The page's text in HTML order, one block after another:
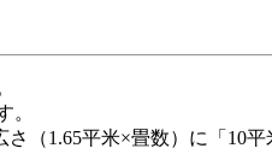
。
（1.65平米×畳数）に「10平